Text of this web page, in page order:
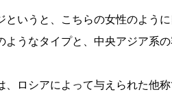
というと、こちらの女性のよう
ようなタイプと、中央アジア系
、ロシアによって与えられた他